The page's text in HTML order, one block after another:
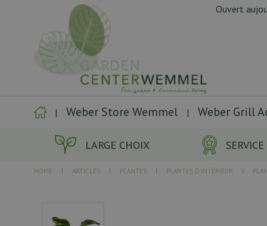
LARGE CHOIX
HOME ARTICLES PLANTES PLANTES D'INTÉRIEUR
Ouvert
Weber Store Wemmel Weber Grill